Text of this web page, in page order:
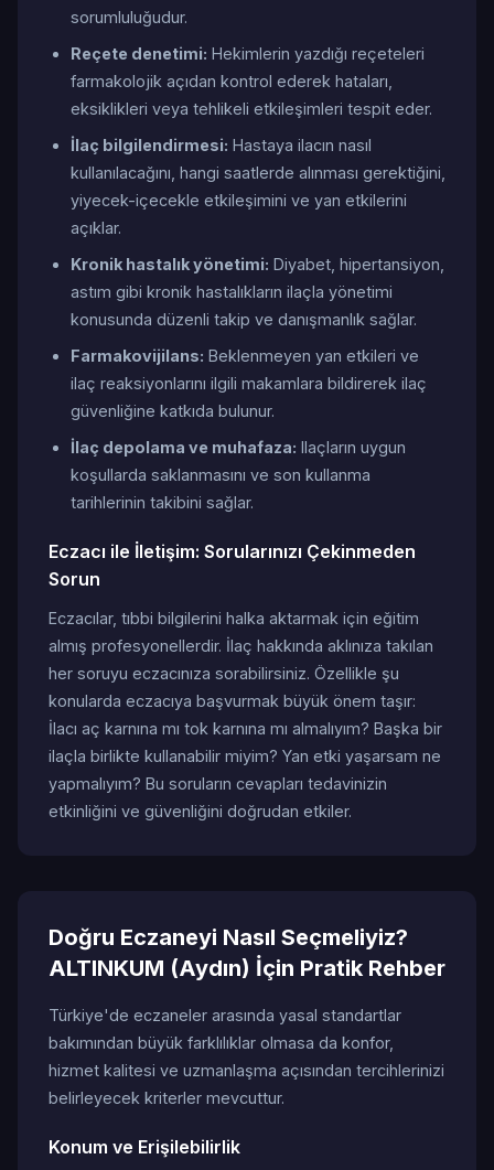
sorumluluğudur.
Reçete denetimi: Hekimlerin yazdığı reçeteleri
farmakolojik açıdan kontrol ederek hataları,
eksiklikleri veya tehlikeli etkileşimleri tespit eder.
İlaç bilgilendirmesi: Hastaya ilacın nasıl
kullanılacağını, hangi saatlerde alınması gerektiğini,
yiyecek-içecekle etkileşimini ve yan etkilerini
açıklar.
Kronik hastalık yönetimi: Diyabet, hipertansiyon,
astım gibi kronik hastalıkların ilaçla yönetimi
konusunda düzenli takip ve danışmanlık sağlar.
Farmakovijilans: Beklenmeyen yan etkileri ve
ilaç reaksiyonlarını ilgili makamlara bildirerek ilaç
güvenliğine katkıda bulunur.
İlaç depolama ve muhafaza: Ilaçların uygun
koşullarda saklanmasını ve son kullanma
tarihlerinin takibini sağlar.
Eczacı ile İletişim: Sorularınızı Çekinmeden
Sorun
Eczacılar, tıbbi bilgilerini halka aktarmak için eğitim
almış profesyonellerdir. İlaç hakkında aklınıza takılan
her soruyu eczacınıza sorabilirsiniz. Özellikle şu
konularda eczacıya başvurmak büyük önem taşır:
İlacı aç karnına mı tok karnına mı almalıyım? Başka bir
ilaçla birlikte kullanabilir miyim? Yan etki yaşarsam ne
yapmalıyım? Bu soruların cevapları tedavinizin
etkinliğini ve güvenliğini doğrudan etkiler.
Doğru Eczaneyi Nasıl Seçmeliyiz?
ALTINKUM (Aydın) İçin Pratik Rehber
Türkiye'de eczaneler arasında yasal standartlar
bakımından büyük farklılıklar olmasa da konfor,
hizmet kalitesi ve uzmanlaşma açısından tercihlerinizi
belirleyecek kriterler mevcuttur.
Konum ve Erişilebilirlik